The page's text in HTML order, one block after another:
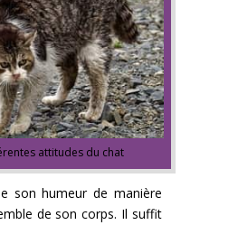
attitudes du chat
son humeur de manière
de son corps. Il suffit